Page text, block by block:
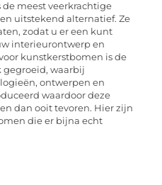
meest veerkrachtige
uitstekend alternatief. Ze
zodat u er een kunt
interieurontwerp en
kunstkerstbomen is de
waarbij
ontwerpen en
waardoor deze
dan ooit tevoren. Hier zijn
die er bijna echt